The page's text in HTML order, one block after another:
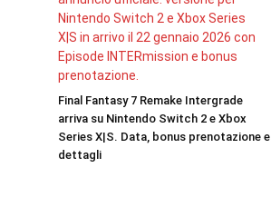
Final Fantasy 7 Remake Intergrade
arriva su Nintendo Switch 2 e Xbox
Series X|S. Data, bonus prenotazione e
dettagli